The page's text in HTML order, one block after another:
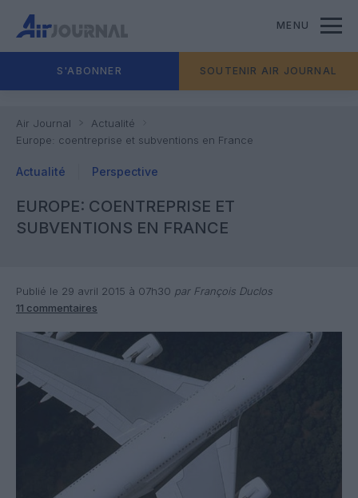
MENU
S'ABONNER SOUTENIR AIR JOURNAL
Air Journal
Actualité
Europe: coentreprise et subventions en France
Actualité Perspective
EUROPE: COENTREPRISE ET
SUBVENTIONS EN FRANCE
Publié le 29 avril 2015 à 07h30 par François Duclos
11 commentaires